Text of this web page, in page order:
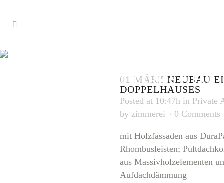
01 MÄRZ NEUBAU
DOPPELHAUSES
Posted at 10:47h in Private
by zimmerei 0 Comments
mit Holzfassaden aus
Rhombusleisten;
aus Massivholzelementen
Aufdachdämmung